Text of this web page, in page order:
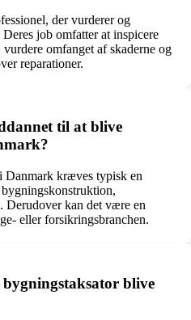
der vurderer og
job omfatter at inspicere
omfanget af skaderne og
reparationer.
til at blive
Danmark kræves typisk en
Derudover kan det være en
eller forsikringsbranchen.
blive